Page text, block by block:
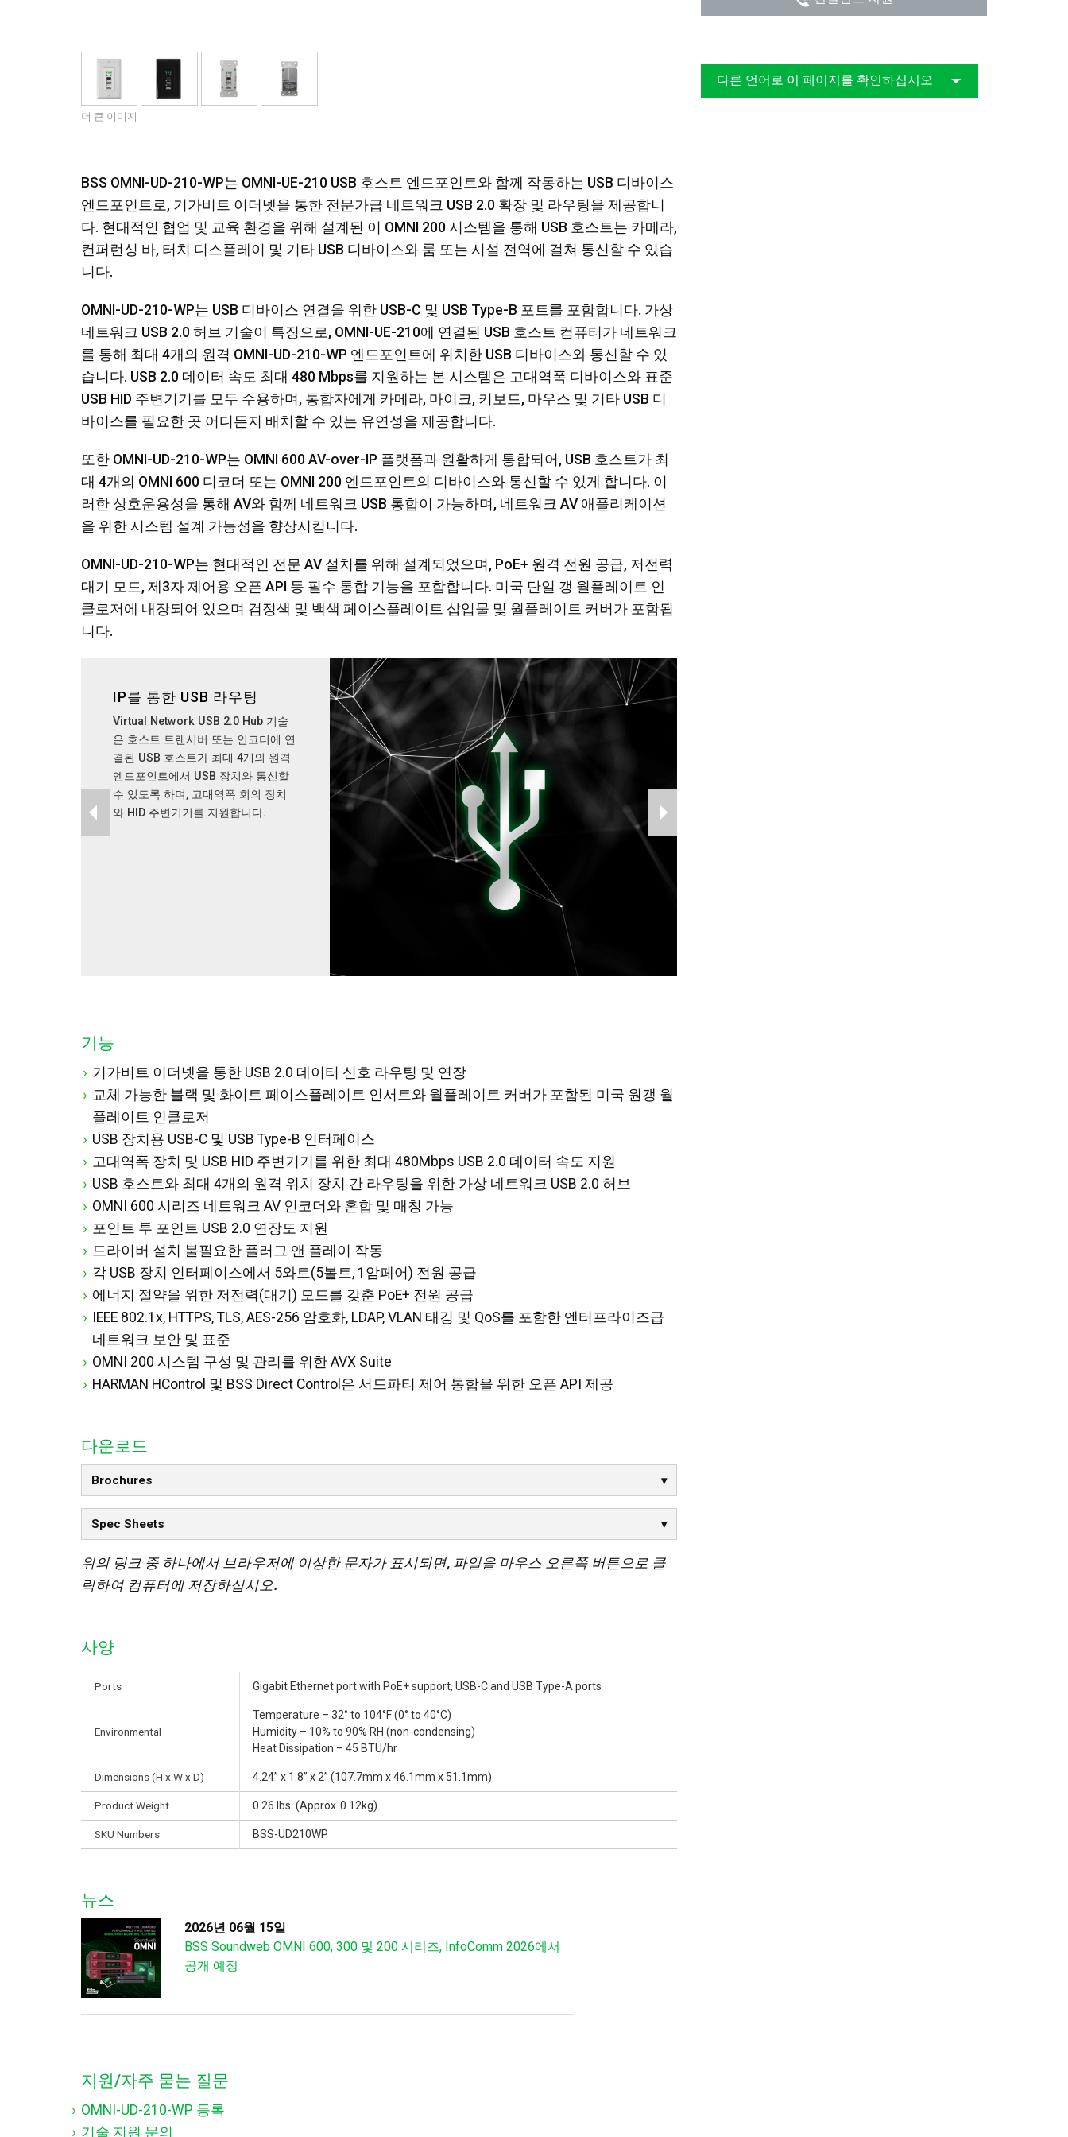
더 큰 이미지
BSS OMNI-UD-210-WP는 OMNI-UE-210 USB 호스트 엔드포인트와 함께 작동하는 USB 디바이스
엔드포인트로, 기가비트 이더넷을 통한 전문가급 네트워크 USB 2.0 확장 및 라우팅을 제공합니
다. 현대적인 협업 및 교육 환경을 위해 설계된 이 OMNI 200 시스템을 통해 USB 호스트는 카메라,
컨퍼런싱 바, 터치 디스플레이 및 기타 USB 디바이스와 룸 또는 시설 전역에 걸쳐 통신할 수 있습
니다.
OMNI-UD-210-WP는 USB 디바이스 연결을 위한 USB-C 및 USB Type-B 포트를 포함합니다. 가상
네트워크 USB 2.0 허브 기술이 특징으로, OMNI-UE-210에 연결된 USB 호스트 컴퓨터가 네트워크
를 통해 최대 4개의 원격 OMNI-UD-210-WP 엔드포인트에 위치한 USB 디바이스와 통신할 수 있
습니다. USB 2.0 데이터 속도 최대 480 Mbps를 지원하는 본 시스템은 고대역폭 디바이스와 표준
USB HID 주변기기를 모두 수용하며, 통합자에게 카메라, 마이크, 키보드, 마우스 및 기타 USB 디
바이스를 필요한 곳 어디든지 배치할 수 있는 유연성을 제공합니다.
또한 OMNI-UD-210-WP는 OMNI 600 AV-over-IP 플랫폼과 원활하게 통합되어, USB 호스트가 최
대 4개의 OMNI 600 디코더 또는 OMNI 200 엔드포인트의 디바이스와 통신할 수 있게 합니다. 이
러한 상호운용성을 통해 AV와 함께 네트워크 USB 통합이 가능하며, 네트워크 AV 애플리케이션
을 위한 시스템 설계 가능성을 향상시킵니다.
OMNI-UD-210-WP는 현대적인 전문 AV 설치를 위해 설계되었으며, PoE+ 원격 전원 공급, 저전력
대기 모드, 제3자 제어용 오픈 API 등 필수 통합 기능을 포함합니다. 미국 단일 갱 월플레이트 인
클로저에 내장되어 있으며 검정색 및 백색 페이스플레이트 삽입물 및 월플레이트 커버가 포함됩
니다.
IP를 통한 USB 라우팅
Virtual Network USB 2.0 Hub 기술
은 호스트 트랜시버 또는 인코더에 연
결된 USB 호스트가 최대 4개의 원격
엔드포인트에서 USB 장치와 통신할
수 있도록 하며, 고대역폭 회의 장치
와 HID 주변기기를 지원합니다.
기능
기가비트 이더넷을 통한 USB 2.0 데이터 신호 라우팅 및 연장
교체 가능한 블랙 및 화이트 페이스플레이트 인서트와 월플레이트 커버가 포함된 미국 원갱 월
플레이트 인클로저
USB 장치용 USB-C 및 USB Type-B 인터페이스
고대역폭 장치 및 USB HID 주변기기를 위한 최대 480Mbps USB 2.0 데이터 속도 지원
USB 호스트와 최대 4개의 원격 위치 장치 간 라우팅을 위한 가상 네트워크 USB 2.0 허브
OMNI 600 시리즈 네트워크 AV 인코더와 혼합 및 매칭 가능
포인트 투 포인트 USB 2.0 연장도 지원
드라이버 설치 불필요한 플러그 앤 플레이 작동
각 USB 장치 인터페이스에서 5와트(5볼트, 1암페어) 전원 공급
에너지 절약을 위한 저전력(대기) 모드를 갖춘 PoE+ 전원 공급
IEEE 802.1x, HTTPS, TLS, AES-256 암호화, LDAP, VLAN 태깅 및 QoS를 포함한 엔터프라이즈급
네트워크 보안 및 표준
OMNI 200 시스템 구성 및 관리를 위한 AVX Suite
HARMAN HControl 및 BSS Direct Control은 서드파티 제어 통합을 위한 오픈 API 제공
다운로드
Brochures
Spec Sheets
위의 링크 중 하나에서 브라우저에 이상한 문자가 표시되면, 파일을 마우스 오른쪽 버튼으로 클
릭하여 컴퓨터에 저장하십시오.
사양
Ports Gigabit Ethernet port with PoE+ support, USB-C and USB Type-A ports
Environmental
Temperature – 32° to 104°F (0° to 40°C)
Humidity – 10% to 90% RH (non-condensing)
Heat Dissipation – 45 BTU/hr
Dimensions (H x W x D) 4.24” x 1.8” x 2” (107.7mm x 46.1mm x 51.1mm)
Product Weight 0.26 lbs. (Approx. 0.12kg)
SKU Numbers BSS-UD210WP
뉴스
2026년 06월 15일
BSS Soundweb OMNI 600, 300 및 200 시리즈, InfoComm 2026에서
공개 예정
지원/자주 묻는 질문
OMNI-UD-210-WP 등록
기술 지원 문의
다른 언어로 이 페이지를 확인하십시오